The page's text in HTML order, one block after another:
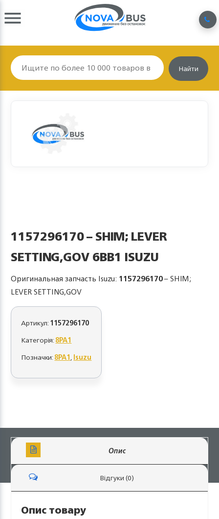
Найти
1157296170 – SHIM; LEVER
SETTING,GOV 6BB1 ISUZU
Оригинальная запчасть Isuzu: 1157296170– SHIM;
LEVER SETTING,GOV
Артикул:1157296170
Категорія:8PA1
Позначки:8PA1,Isuzu
Опис
Відгуки (0)
Опис товару